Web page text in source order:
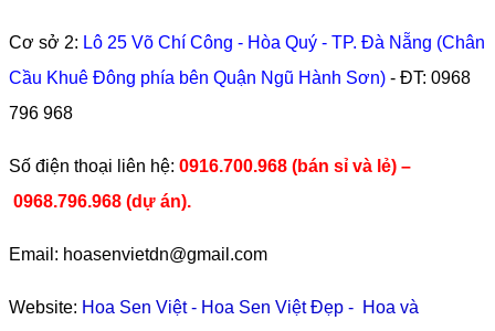
Cơ sở 2: Lô 25 Võ Chí Công - Hòa Quý - TP. Đà Nẵng (Chân
Cầu Khuê Đông phía bên Quận Ngũ Hành Sơn) - ĐT: 0968
796 968
​Số điện thoại liên hệ: 0916.700.968 (bán sỉ và lẻ) –
0968.796.968 (dự án).
Email: hoasenvietdn@gmail.com
Website: Hoa Sen Việt- Hoa Sen Việt Đẹp - Hoa và